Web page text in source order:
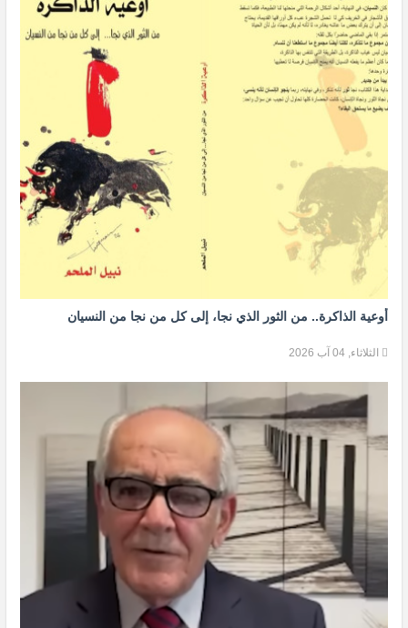
أوعية الذاكرة.. من الثور الذي نجا، إلى كل من نجا من النسيان
الثلاثاء, 04 آب 2026